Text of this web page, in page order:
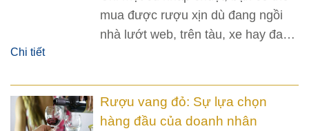
mua được rượu xịn dù đang ngồi
nhà lướt web, trên tàu, xe hay đang
Chi tiết
Rượu vang đỏ: Sự lựa chọn
hàng đầu của doanh nhân